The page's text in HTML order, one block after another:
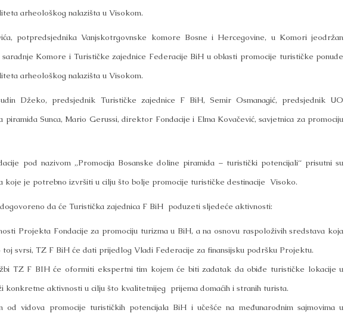
arheološkog nalazišta u Visokom.
potpredsjednika Vanjskotrgovnske komore Bosne i Hercegovine, u Komori jeodržan
saradnje Komore i Turističke zajednice Federacije BiH u oblasti promocije turističke ponude
arheološkog nalazišta u Visokom.
Džeko, predsjednik Turističke zajednice F BiH, Semir Osmanagić, predsjednik UO
piramida Sunca, Mario Gerussi, direktor Fondacije i Elma Kovačević, savjetnica za promociju
pod nazivom „Promocija Bosanske doline piramida – turistički potencijali“ prisutni su
koje je potrebno izvršiti u cilju što bolje promocije turističke destinacije Visoko.
da će Turistička zajednica F BiH poduzeti sljedeće aktivnosti:
Projekta Fondacije za promociju turizma u BiH, a na osnovu raspoloživih sredstava koja
toj svrsi, TZ F BiH će dati prijedlog Vladi Federacije za finansijsku podršku Projektu.
TZ F BIH će oformiti ekspertni tim kojem će biti zadatak da obiđe turističke lokacije u
konkretne aktivnosti u cilju što kvalitetnijeg prijema domaćih i stranih turista.
od vidova promocije turističkih potencijala BiH i učešće na međunarodnim sajmovima u